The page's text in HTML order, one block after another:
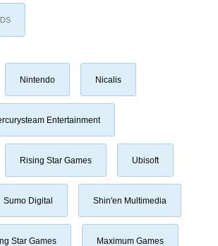
Nintendo Nicalis
Entertainment
Rising Star Games Ubisoft
Sumo Digital Shin'en Multimedia
Star Games Maximum Games